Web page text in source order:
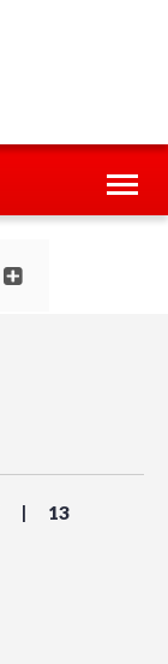
13